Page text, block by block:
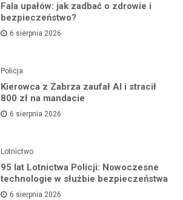
Fala upałów: jak zadbać o zdrowie i
bezpieczeństwo?
6 sierpnia 2026
Policja
Kierowca z Zabrza zaufał AI i stracił
800 zł na mandacie
6 sierpnia 2026
Lotnictwo
95 lat Lotnictwa Policji: Nowoczesne
technologie w służbie bezpieczeństwa
6 sierpnia 2026